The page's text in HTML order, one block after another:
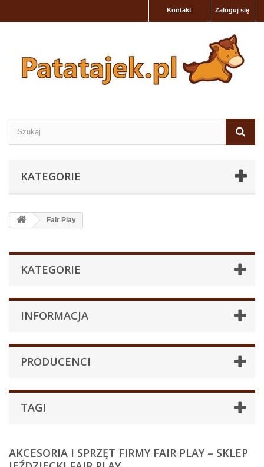
Zaloguj się
Kontakt
KATEGORIE
Fair Play
KATEGORIE
INFORMACJA
PRODUCENCI
TAGI
AKCESORIA I SPRZĘT FIRMY FAIR PLAY – SKLEP